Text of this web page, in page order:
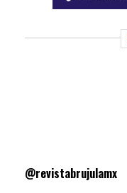
@revistabrujulamx